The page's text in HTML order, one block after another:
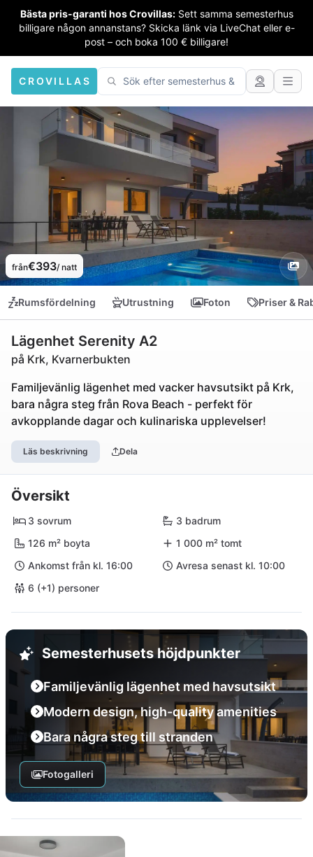
Bästa pris-garanti hos Crovillas: Sett samma semesterhus
billigare någon annanstans? Skicka länk via LiveChat eller e-
post – och boka 100 € billigare!
CROVILLAS
från€393/ natt
Rumsfördelning Utrustning Foton Priser &
Lägenhet Serenity A2
på Krk, Kvarnerbukten
Familjevänlig lägenhet med vacker havsutsikt på Krk,
bara några steg från Rova Beach - perfekt för
avkopplande dagar och kulinariska upplevelser!
Läs beskrivning Dela
Översikt
3 sovrum
3 badrum
126 m² boyta
1 000 m² tomt
Ankomst från kl. 16:00
Avresa senast kl. 10:00
6 (+1) personer
Semesterhusets höjdpunkter
Familjevänlig lägenhet med havsutsikt
Modern design, high-quality amenities
Bara några steg till stranden
Fotogalleri